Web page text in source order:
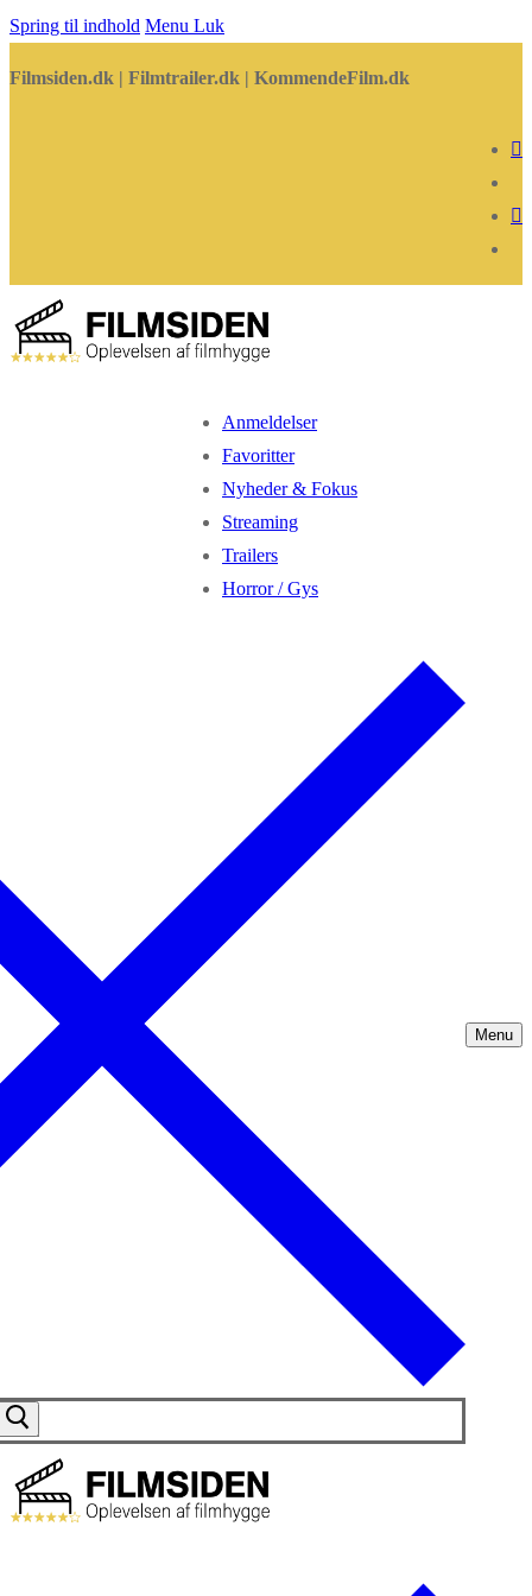
Spring til indhold Menu Luk
Filmsiden.dk | Filmtrailer.dk | KommendeFilm.dk
Anmeldelser
Favoritter
Nyheder & Fokus
Streaming
Trailers
Horror / Gys
Menu